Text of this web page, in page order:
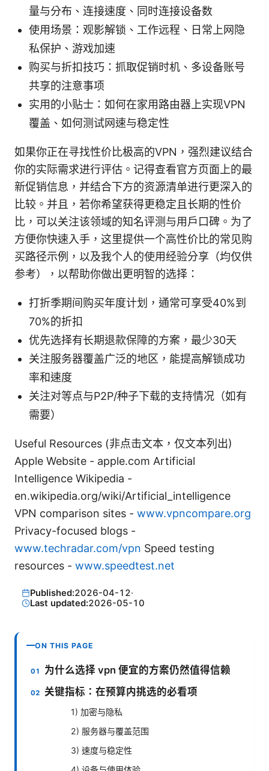
量与分布、连接速度、同时连接设备数
使用场景：观影解锁、工作远程、日常上网隐
私保护、游戏加速
购买与折扣技巧：抓取促销时机、多设备账号
共享的注意事项
实用的小贴士：如何在家用路由器上实现VPN
覆盖、如何测试网速与稳定性
如果你正在寻找性价比极高的VPN，强烈建议结合
你的实际需求进行评估。记得查看官方页面上的最
新促销信息，并结合下方的资源清单进行更深入的
比较。并且，若你希望获得更稳定且长期的性价
比，可以关注该领域的知名评测与用户口碑。为了
方便你快速入手，这里提供一个高性价比的常见购
买路径示例，以及我个人的使用经验分享（均仅供
参考），以帮助你做出更明智的选择：
打折季期间购买年度计划，通常可享受40%到
70%的折扣
优先选择有长期退款保障的方案，最少30天
关注服务器覆盖广泛的地区，能提高解锁成功
率和速度
关注对等点与P2P/种子下载的支持情况（如有
需要）
Useful Resources (非点击文本，仅文本列出)
Apple Website - apple.com Artificial
Intelligence Wikipedia -
en.wikipedia.org/wiki/Artificial_intelligence
VPN comparison sites - www.vpncompare.org
Privacy-focused blogs -
www.techradar.com/vpn Speed testing
resources - www.speedtest.net
Published:2026-04-12·
Last updated:2026-05-10
ON THIS PAGE
为什么选择 vpn 便宜的方案仍然值得信赖
关键指标：在预算内挑选的必看项
1) 加密与隐私
2) 服务器与覆盖范围
3) 速度与稳定性